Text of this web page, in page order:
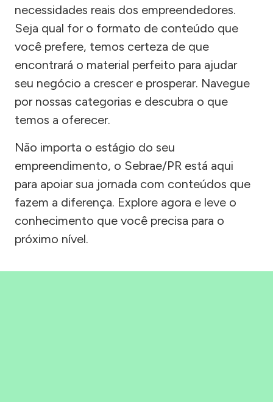
necessidades reais dos empreendedores.
Seja qual for o formato de conteúdo que
você prefere, temos certeza de que
encontrará o material perfeito para ajudar
seu negócio a crescer e prosperar. Navegue
por nossas categorias e descubra o que
temos a oferecer.
Não importa o estágio do seu
empreendimento, o Sebrae/PR está aqui
para apoiar sua jornada com conteúdos que
fazem a diferença. Explore agora e leve o
conhecimento que você precisa para o
próximo nível.